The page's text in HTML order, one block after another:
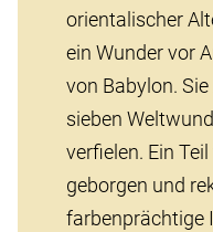
orientalischer
ein Wunder vor
von Babylon.
sieben
verfielen. Ein
geborgen und
farbenprächtige